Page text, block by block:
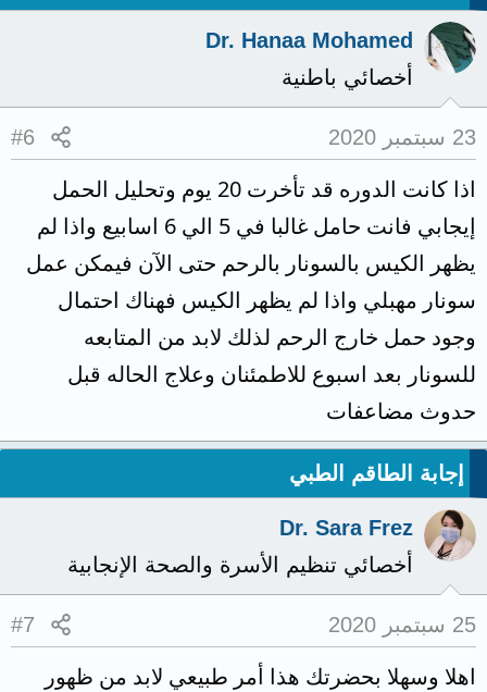
Dr. Hanaa Mohamed
أخصائي باطنية
23 سبتمبر 2020 #6
اذا كانت الدوره قد تأخرت 20 يوم وتحليل الحمل
إيجابي فانت حامل غالبا في 5 الي 6 اسابيع واذا لم
يظهر الكيس بالسونار بالرحم حتى الآن فيمكن عمل
سونار مهبلي واذا لم يظهر الكيس فهناك احتمال
وجود حمل خارج الرحم لذلك لابد من المتابعه
للسونار بعد اسبوع للاطمئنان وعلاج الحاله قبل
حدوث مضاعفات
إجابة الطاقم الطبي
Dr. Sara Frez
أخصائي تنظيم الأسرة والصحة الإنجابية
25 سبتمبر 2020 #7
اهلا وسهلا بحضرتك هذا أمر طبيعي لابد من ظهور